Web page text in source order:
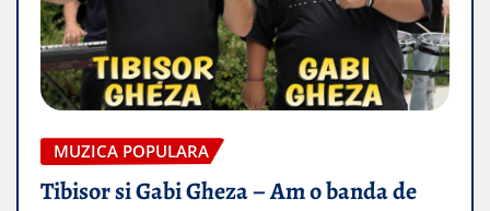
MUZICA POPULARA
Tibisor si Gabi Gheza – Am o banda de